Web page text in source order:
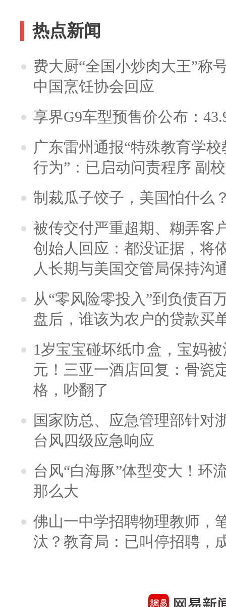
热点新闻
费大厨“全国小炒肉大王”称
中国烹饪协会回应
享界G9车型预售价公布：
广东雷州通报“特殊教育学
行为”：已启动问责程序 副
制裁瓜子饺子，美国怕什么
被传交付严重超期、糊弄客
创始人回应：都没证据，将
人长期与美国交管局保持沟
从“零风险零投入”到负债百
盘后，谁该为农户的贷款买
1岁宝宝碰坏纸巾盒，宝妈
元！三亚一酒店回复：骨瓷
格，吵翻了
国家防总、应急管理部针对
台风四级应急响应
台风“白海豚”体型变大！环
那么大
佛山一中学招聘物理教师，
汰？教育局：已叫停招聘，